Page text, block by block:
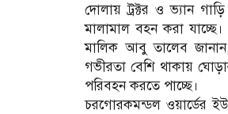
দোলায় ট্রক্টর ও ভ্যান
মালামাল বহন করা
মালিক আবু তালেব
গভীরতা বেশি থাকায়
পরিবহন করতে পাচ্ছে।
চরগোরকমন্ডল ওয়ার্ডের